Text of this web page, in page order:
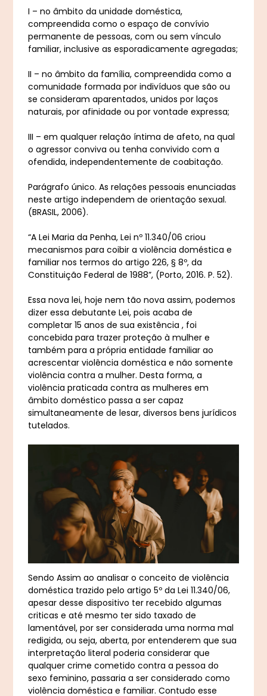
I – no âmbito da unidade doméstica,
compreendida como o espaço de convívio
permanente de pessoas, com ou sem vínculo
familiar, inclusive as esporadicamente agregadas;
II – no âmbito da família, compreendida como a
comunidade formada por indivíduos que são ou
se consideram aparentados, unidos por laços
naturais, por afinidade ou por vontade expressa;
III – em qualquer relação íntima de afeto, na qual
o agressor conviva ou tenha convivido com a
ofendida, independentemente de coabitação.
Parágrafo único. As relações pessoais enunciadas
neste artigo independem de orientação sexual.
(BRASIL, 2006).
“A Lei Maria da Penha, Lei nº 11.340/06 criou
mecanismos para coibir a violência doméstica e
familiar nos termos do artigo 226, § 8º, da
Constituição Federal de 1988”, (Porto, 2016. P. 52).
Essa nova lei, hoje nem tão nova assim, podemos
dizer essa debutante Lei, pois acaba de
completar 15 anos de sua existência , foi
concebida para trazer proteção à mulher e
também para a própria entidade familiar ao
acrescentar violência doméstica e não somente
violência contra a mulher. Desta forma, a
violência praticada contra as mulheres em
âmbito doméstico passa a ser capaz
simultaneamente de lesar, diversos bens jurídicos
tutelados.
Sendo Assim ao analisar o conceito de violência
doméstica trazido pelo artigo 5º da Lei 11.340/06,
apesar desse dispositivo ter recebido algumas
criticas e até mesmo ter sido taxado de
lamentável, por ser considerada uma norma mal
redigida, ou seja, aberta, por entenderem que sua
interpretação literal poderia considerar que
qualquer crime cometido contra a pessoa do
sexo feminino, passaria a ser considerado como
violência doméstica e familiar. Contudo esse